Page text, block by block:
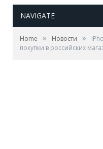
NAVIGATE
Home » Новости »
покупки в российских